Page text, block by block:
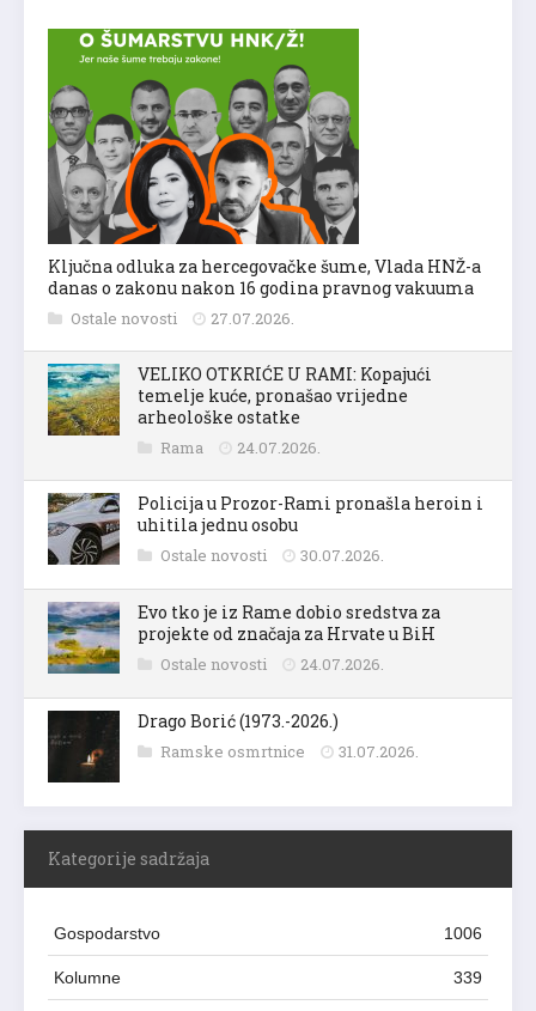
Ključna odluka za hercegovačke šume, Vlada HNŽ-a
danas o zakonu nakon 16 godina pravnog vakuuma
Ostale novosti 27.07.2026.
VELIKO OTKRIĆE U RAMI: Kopajući
temelje kuće, pronašao vrijedne
arheološke ostatke
Rama 24.07.2026.
Policija u Prozor-Rami pronašla heroin i
uhitila jednu osobu
Ostale novosti 30.07.2026.
Evo tko je iz Rame dobio sredstva za
projekte od značaja za Hrvate u BiH
Ostale novosti 24.07.2026.
Drago Borić (1973.-2026.)
Ramske osmrtnice 31.07.2026.
Kategorije sadržaja
Gospodarstvo 1006
Kolumne 339